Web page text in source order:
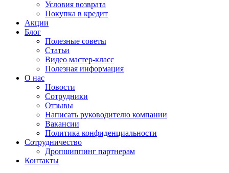
Условия возврата
Покупка в кредит
Акции
Блог
Полезные советы
Статьи
Видео мастер-класс
Полезная информация
О нас
Новости
Сотрудники
Отзывы
Написать руководителю компании
Вакансии
Политика конфиденциальности
Сотрудничество
Дропшиппинг партнерам
Контакты